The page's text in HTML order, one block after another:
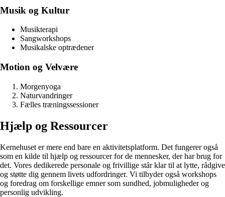
Musik og Kultur
Musikterapi
Sangworkshops
Musikalske optrædener
Motion og Velvære
Morgenyoga
Naturvandringer
Fælles træningssessioner
Hjælp og Ressourcer
Kernehuset er mere end bare en aktivitetsplatform. Det fungerer også
som en kilde til hjælp og ressourcer for de mennesker, der har brug for
det. Vores dedikerede personale og frivillige står klar til at lytte, rådgive
og støtte dig gennem livets udfordringer. Vi tilbyder også workshops
og foredrag om forskellige emner som sundhed, jobmuligheder og
personlig udvikling.